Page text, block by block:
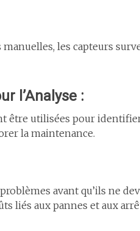
les capteurs
l’Analyse :
être utilisées pour
la maintenance.
avant qu’ils ne
liés aux pannes et aux